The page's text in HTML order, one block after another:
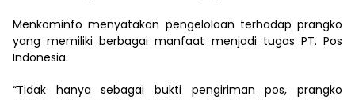
Menkominfo menyatakan pengelolaan terhadap prangko
yang memiliki berbagai manfaat menjadi tugas PT. Pos
Indonesia.
“Tidak hanya sebagai bukti pengiriman pos, prangko